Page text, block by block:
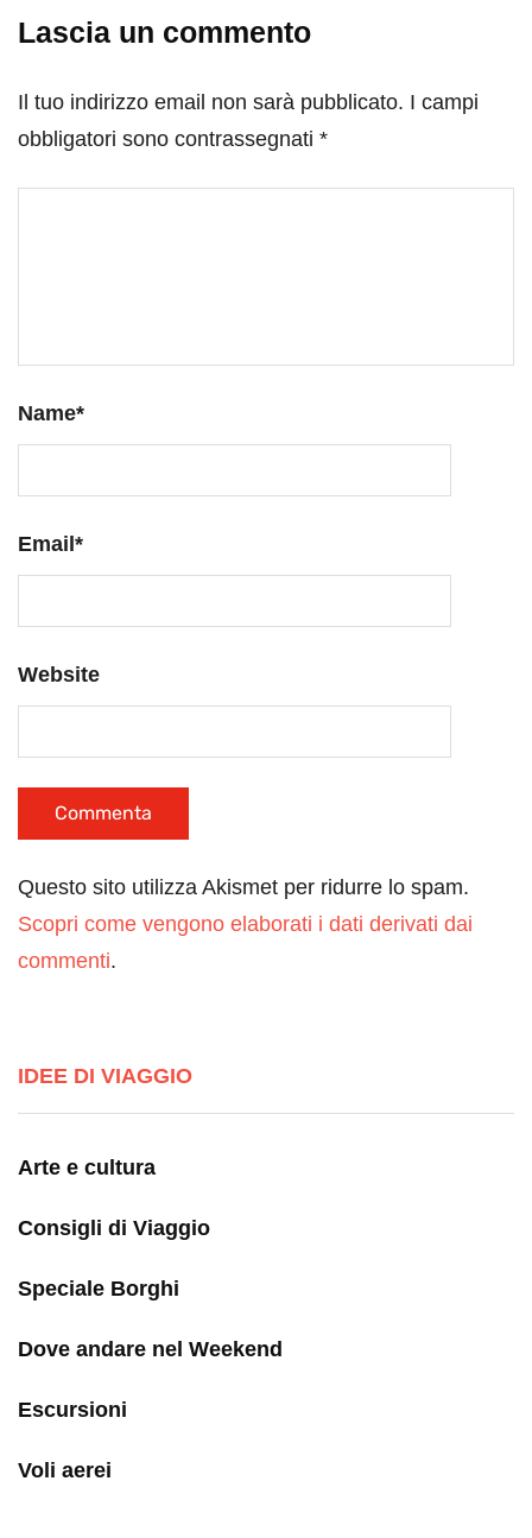
Lascia un commento
Il tuo indirizzo email non sarà pubblicato. I campi
obbligatori sono contrassegnati *
Name*
Email *
Website
Questo sito utilizza Akismet per ridurre lo spam.
Scopri come vengono elaborati i dati derivati dai
commenti.
IDEE DI VIAGGIO
Arte e cultura
Consigli di Viaggio
Speciale Borghi
Dove andare nel Weekend
Escursioni
Voli aerei